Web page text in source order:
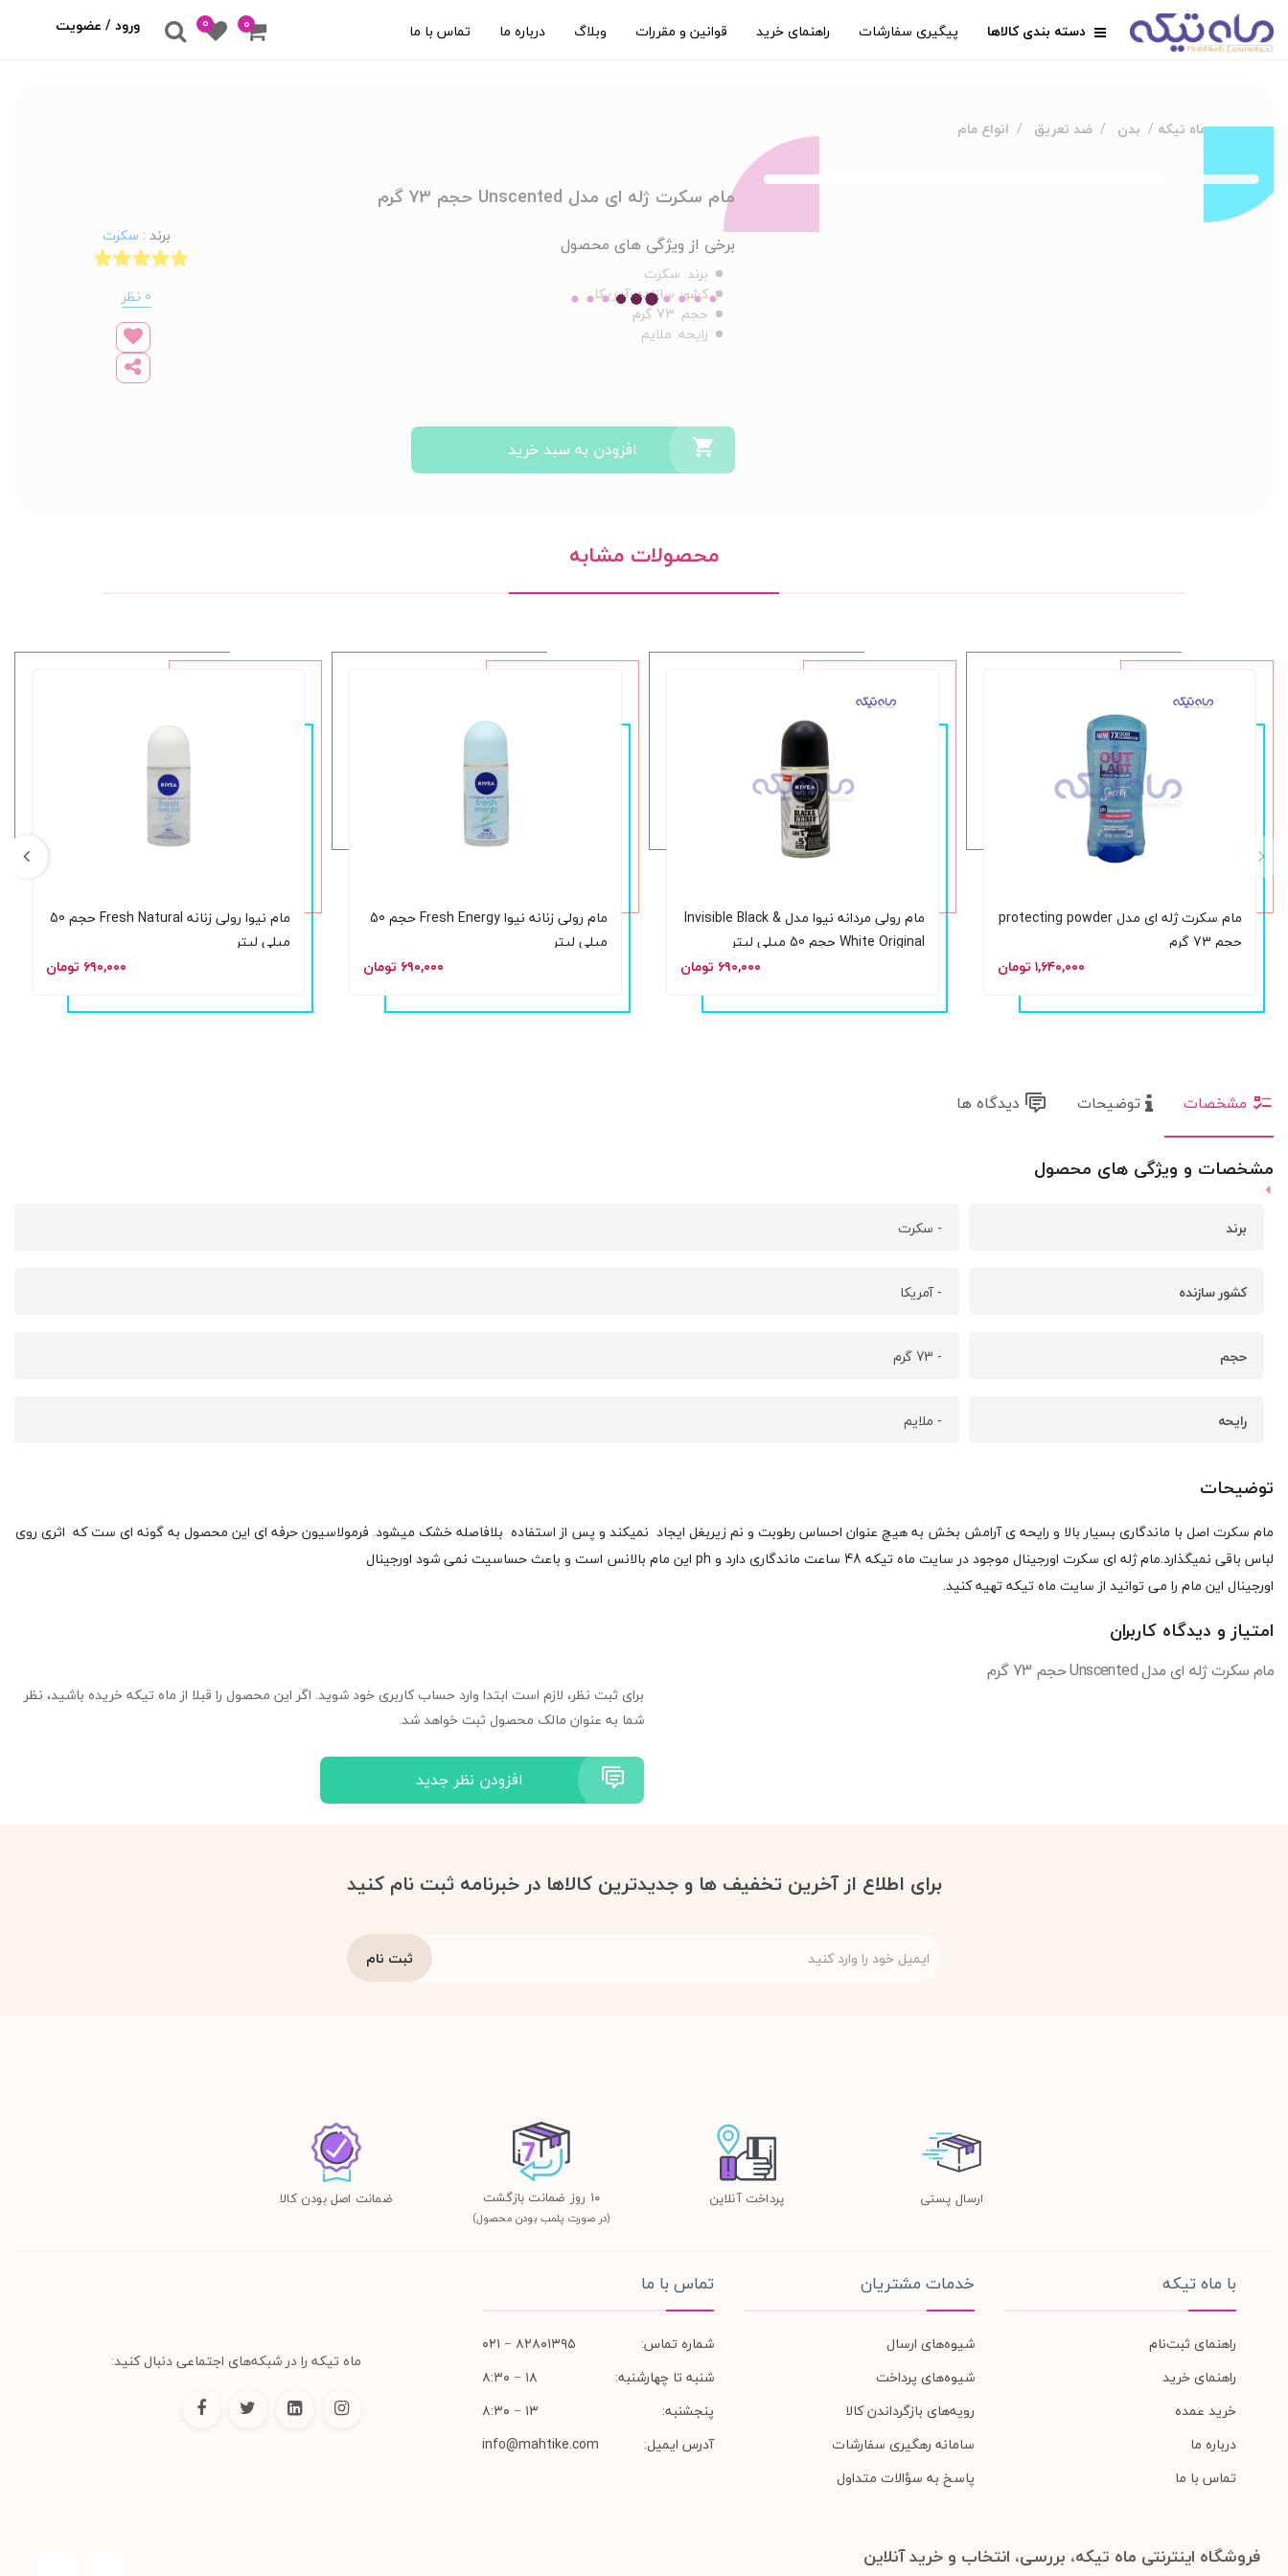
دسته بندی کالاها پیگیری سفارشات راهنمای خرید قوانین و مقررات وبلاگ درباره ما تماس با ما ۰ 0 ورود / عضویت
ماه تیکه بدن ضد تعریق انواع مام
مام سکرت ژله ای مدل Unscented حجم 73 گرم
برخی از ویژگی های محصول
برند: سکرت
کشور سازنده:آمریکا
حجم: 73 گرم
رایحه: ملایم
برند: سکرت
0 نظر
افزودن به سبد خرید
محصولات مشابه
مام سکرت ژله ای مدل protecting powder
حجم 73 گرم
۱,۶۴۰,۰۰۰ تومان
مام رولی مردانه نیوا مدل Invisible Black &
White Original حجم 50 میلی لیتر
۶۹۰,۰۰۰ تومان
مام رولی زنانه نیوا Fresh Energy حجم 50
میلی لیتر
۶۹۰,۰۰۰ تومان
مام نیوا رولی زنانه Fresh Natural حجم 50
میلی لیتر
۶۹۰,۰۰۰ تومان
مشخصات توضیحات دیدگاه ها
مشخصات و ویژگی های محصول
برند - سکرت
کشور سازنده - آمریکا
حجم - 73 گرم
رایحه - ملایم
توضیحات
مام سکرت اصل با ماندگاری بسیار بالا و رایحه ی آرامش بخش به هیچ عنوان احساس رطوبت و نم زیربغل ایجاد نمیکند و پس از استفاده بلافاصله خشک میشود. فرمولاسیون حرفه ای این محصول به گونه ای ست که اثری روی
لباس باقی نمیگذارد.مام ژله ای سکرت اورجینال موجود در سایت ماه تیکه 48 ساعت ماندگاری دارد و ph این مام بالانس است و باعث حساسیت نمی شود اورجینال
اورجینال این مام را می توانید از سایت ماه تیکه تهیه کنید.
امتیاز و دیدگاه کاربران
مام سکرت ژله ای مدل Unscented حجم 73 گرم
برای ثبت نظر، لازم است ابتدا وارد حساب کاربری خود شوید. اگر این محصول را قبلا از ماه تیکه خریده باشید، نظر
شما به عنوان مالک محصول ثبت خواهد شد.
افزودن نظر جدید
برای اطلاع از آخرین تخفیف ها و جدیدترین کالاها در خبرنامه ثبت نام کنید
ارسال پستی پرداخت آنلاین ١٠ روز ضمانت بازگشت
(در صورت پلمب بودن محصول)
ضمانت اصل بودن کالا
با ماه تیکه
راهنمای ثبت‌نام
راهنمای خرید
خرید عمده
درباره ما
تماس با ما
خدمات مشتریان
شیوه‌های ارسال
شیوه‌های پرداخت
رویه‌های بازگرداندن کالا
سامانه رهگیری سفارشات
پاسخ به سؤالات متداول
تماس با ما
شماره تماس:
۸۲۸۰۱۳۹۵ − ۰۲۱
شنبه تا چهارشنبه:
۱۸ − ۸:۳۰
پنجشنبه:
۱۳ − ۸:۳۰
آدرس ایمیل:
info@mahtike.com
ماه تیکه را در شبکه‌های اجتماعی دنبال کنید:
فروشگاه اینترنتی ماه تیکه، بررسی، انتخاب و خرید آنلاین